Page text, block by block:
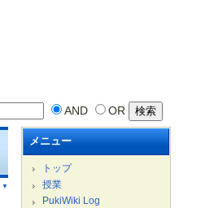
AND OR
▼
メニュー
トップ
授業
PukiWiki Log